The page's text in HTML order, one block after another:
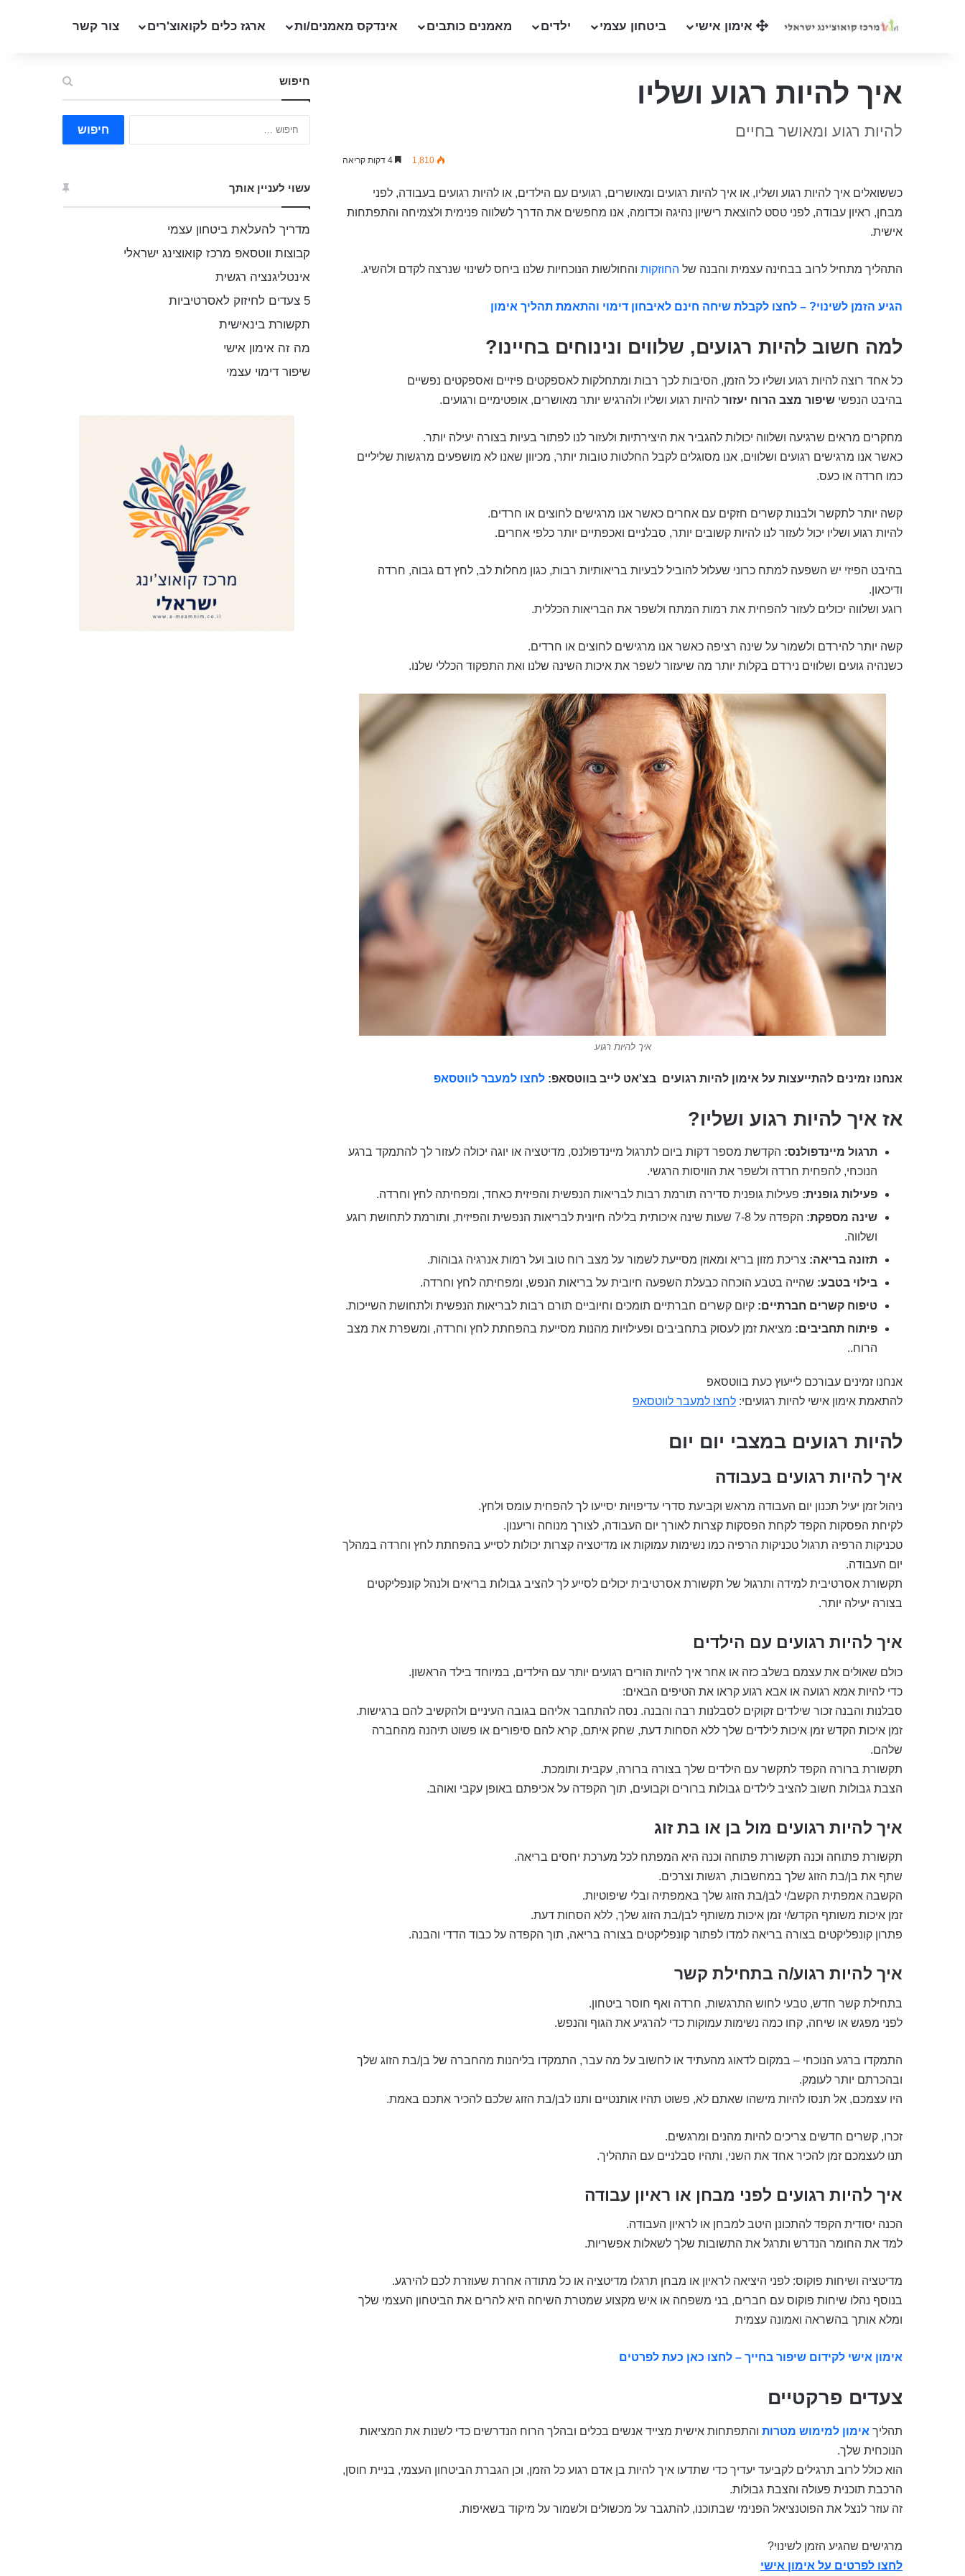
אימון אישי ביטחון עצמי ילדים מאמנים כותבים אינדקס מאמנים/ות ארגז כלים לקואוצ'רים צור קשר
איך להיות רגוע ושליו
להיות רגוע ומאושר בחיים
1,810
כששואלים איך להיות רגוע ושליו, או איך להיות רגועים ומאושרים, רגועים עם הילדים, או להיות רגועים בעבודה, לפני
מבחן, ראיון עבודה, לפני טסט להוצאת רישיון נהיגה וכדומה, אנו מחפשים את הדרך לשלווה פנימית ולצמיחה והתפתחות
אישית.
התהליך מתחיל לרוב בבחינה עצמית והבנה של החוזקות והחולשות הנוכחיות שלנו ביחס לשינוי שנרצה לקדם ולהשיג.
הגיע הזמן לשינוי? – לחצו לקבלת שיחה חינם לאיבחון דימוי והתאמת תהליך אימון
למה חשוב להיות רגועים, שלווים ונינוחים בחיינו?
כל אחד רוצה להיות רגוע ושליו כל הזמן, הסיבות לכך רבות ומתחלקות לאספקטים פיזיים ואספקטים נפשיים
בהיבט הנפשי שיפור מצב הרוח יעזור להיות רגוע ושליו ולהרגיש יותר מאושרים, אופטימיים ורגועים.
מחקרים מראים שרגיעה ושלווה יכולות להגביר את היצירתיות ולעזור לנו לפתור בעיות בצורה יעילה יותר.
כאשר אנו מרגישים רגועים ושלווים, אנו מסוגלים לקבל החלטות טובות יותר, מכיוון שאנו לא מושפעים מרגשות שליליים
כמו חרדה או כעס.
קשה יותר לתקשר ולבנות קשרים חזקים עם אחרים כאשר אנו מרגישים לחוצים או חרדים.
להיות רגוע ושליו יכול לעזור לנו להיות קשובים יותר, סבלניים ואכפתיים יותר כלפי אחרים.
בהיבט הפיזי יש השפעה למתח כרוני שעלול להוביל לבעיות בריאותיות רבות, כגון מחלות לב, לחץ דם גבוה, חרדה
ודיכאון.
רוגע ושלווה יכולים לעזור להפחית את רמות המתח ולשפר את הבריאות הכללית.
קשה יותר להירדם ולשמור על שינה רציפה כאשר אנו מרגישים לחוצים או חרדים.
כשנהיה גועים ושלווים נירדם בקלות יותר מה שיעזור לשפר את איכות השינה שלנו ואת התפקוד הכללי שלנו.
איך להיות רגוע
אנחנו זמינים להתייעצות על אימון להיות רגועים בצ'אט לייב בווטסאפ: לחצו למעבר לווטסאפ
אז איך להיות רגוע ושליו?
תרגול מיינדפולנס: הקדשת מספר דקות ביום לתרגול מיינדפולנס, מדיטציה או יוגה יכולה לעזור לך להתמקד ברגע
הנוכחי, להפחית חרדה ולשפר את הוויסות הרגשי.
פעילות גופנית: פעילות גופנית סדירה תורמת רבות לבריאות הנפשית והפיזית כאחד, ומפחיתה לחץ וחרדה.
שינה מספקת:
הקפדה על 7-8 שעות שינה איכותית בלילה חיונית לבריאות הנפשית והפיזית, ותורמת לתחושת רוגע
ושלווה.
תזונה בריאה: צריכת מזון בריא ומאוזן מסייעת לשמור על מצב רוח טוב ועל רמות אנרגיה גבוהות.
בילוי בטבע: שהייה בטבע הוכחה כבעלת השפעה חיובית על בריאות הנפש, ומפחיתה לחץ וחרדה.
טיפוח קשרים חברתיים: קיום קשרים חברתיים תומכים וחיוביים תורם רבות לבריאות הנפשית ולתחושת השייכות.
פיתוח תחביבים: מציאת זמן לעסוק בתחביבים ופעילויות מהנות מסייעת בהפחתת לחץ וחרדה, ומשפרת את מצב
הרוח..
אנחנו זמינים עבורכם לייעוץ כעת בווטסאפ
להתאמת אימון אישי להיות רגועיםי: לחצו למעבר לווטסאפ
להיות רגועים במצבי יום יום
איך להיות רגועים בעבודה
ניהול זמן יעיל תכנון יום העבודה מראש וקביעת סדרי עדיפויות יסייעו לך להפחית עומס ולחץ.
לקיחת הפסקות הקפד לקחת הפסקות קצרות לאורך יום העבודה, לצורך מנוחה וריענון.
טכניקות הרפיה תרגול טכניקות הרפיה כמו נשימות עמוקות או מדיטציה קצרות יכולות לסייע בהפחתת לחץ וחרדה במהלך
יום העבודה.
תקשורת אסרטיבית למידה ותרגול של תקשורת אסרטיבית יכולים לסייע לך להציב גבולות בריאים ולנהל קונפליקטים
בצורה יעילה יותר.
איך להיות רגועים עם הילדים
כולם שאולים את עצמם בשלב כזה או אחר איך להיות הורים רגועים יותר עם הילדים, במיוחד בילד הראשון.
כדי להיות אמא רגועה או אבא רגוע קראו את הטיפים הבאים:
סבלנות והבנה זכור שילדים זקוקים לסבלנות רבה והבנה. נסה להתחבר אליהם בגובה העיניים ולהקשיב להם ברגישות.
זמן איכות הקדש זמן איכות לילדים שלך ללא הסחות דעת, שחק איתם, קרא להם סיפורים או פשוט תיהנה מהחברה
שלהם.
תקשורת ברורה הקפד לתקשר עם הילדים שלך בצורה ברורה, עקבית ותומכת.
הצבת גבולות חשוב להציב לילדים גבולות ברורים וקבועים, תוך הקפדה על אכיפתם באופן עקבי ואוהב.
איך להיות רגועים מול בן או בת זוג
תקשורת פתוחה וכנה תקשורת פתוחה וכנה היא המפתח לכל מערכת יחסים בריאה.
שתף את בן/בת הזוג שלך במחשבות, רגשות וצרכים.
הקשבה אמפתית הקשב/י לבן/בת הזוג שלך באמפתיה ובלי שיפוטיות.
זמן איכות משותף הקדש/י זמן איכות משותף לבן/בת הזוג שלך, ללא הסחות דעת.
פתרון קונפליקטים בצורה בריאה למדו לפתור קונפליקטים בצורה בריאה, תוך הקפדה על כבוד הדדי והבנה.
איך להיות רגוע/ה בתחילת קשר
בתחילת קשר חדש, טבעי לחוש התרגשות, חרדה ואף חוסר ביטחון.
לפני מפגש או שיחה, קחו כמה נשימות עמוקות כדי להרגיע את הגוף והנפש.
התמקדו ברגע הנוכחי – במקום לדאוג מהעתיד או לחשוב על מה עבר, התמקדו בליהנות מהחברה של בן/בת הזוג שלך
ובהכרתם יותר לעומק.
היו עצמכם, אל תנסו להיות מישהו שאתם לא, פשוט תהיו אותנטיים ותנו לבן/בת הזוג שלכם להכיר אתכם באמת.
זכרו, קשרים חדשים צריכים להיות מהנים ומרגשים.
תנו לעצמכם זמן להכיר אחד את השני, ותהיו סבלניים עם התהליך.
איך להיות רגועים לפני מבחן או ראיון עבודה
הכנה יסודית הקפד להתכונן היטב למבחן או לראיון העבודה.
למד את החומר הנדרש ותרגל את התשובות שלך לשאלות אפשריות.
מדיטציה ושיחות פוקוס: לפני היציאה לראיון או מבחן תרגלו מדיטציה או כל מתודה אחרת שעוזרת לכם להירגע.
בנוסף נהלו שיחות פוקוס עם חברים, בני משפחה או איש מקצוע שמטרת השיחה היא להרים את הביטחון העצמי שלך
ומלא אותך בהשראה ואמונה עצמית
אימון אישי לקידום שיפור בחייך – לחצו כאן כעת לפרטים
צעדים פרקטיים
תהליך אימון למימוש מטרות והתפתחות אישית מצייד אנשים בכלים ובהלך הרוח הנדרשים כדי לשנות את המציאות
הנוכחית שלך.
הוא כולל לרוב תרגילים לקביעד יעדיך כדי שתדעו איך להיות בן אדם רגוע כל הזמן, וכן הגברת הביטחון העצמי, בניית חוסן,
הרכבת תוכנית פעולה והצבת גבולות.
זה עוזר לנצל את הפוטנציאל הפנימי שבתוכנו, להתגבר על מכשולים ולשמור על מיקוד בשאיפות.
מרגישים שהגיע הזמן לשינוי?
לחצו לפרטים על אימון אישי
חיפוש
עשוי לעניין אותך
מדריך להעלאת ביטחון עצמי
קבוצות ווטסאפ מרכז קואוצינג ישראלי
אינטליגנציה רגשית
5 צעדים לחיזוק לאסרטיביות
תקשורת בינאישית
מה זה אימון אישי
שיפור דימוי עצמי